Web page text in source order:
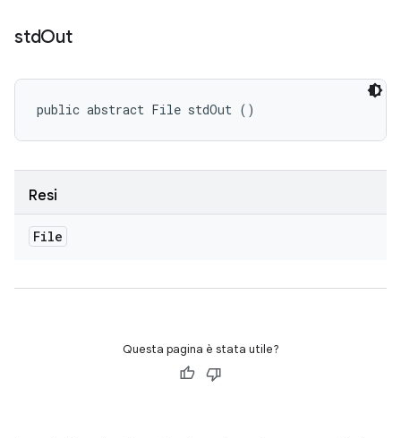
stdOut
public abstract File stdOut ()
Resi
File
Questa pagina è stata utile?